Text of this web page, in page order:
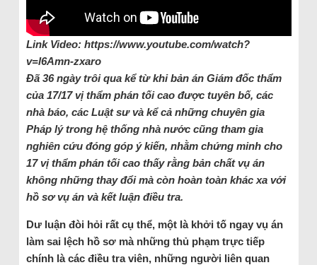
Link Video: https://www.youtube.com/watch?
v=l6Amn-zxaro
Đã 36 ngày trôi qua kể từ khi bản án Giám đốc thẩm
của 17/17 vị thẩm phán tối cao được tuyên bố, các
nhà báo, các Luật sư và kể cả những chuyên gia
Pháp lý trong hệ thống nhà nước cũng tham gia
nghiên cứu đóng góp ý kiến, nhằm chứng minh cho
17 vị thẩm phán tối cao thấy rằng bản chất vụ án
không những thay đổi mà còn hoàn toàn khác xa với
hồ sơ vụ án và kết luận điều tra.
Dư luận đòi hỏi rất cụ thể, một là khởi tố ngay vụ án
làm sai lệch hồ sơ mà những thủ phạm trực tiếp
chính là các điều tra viên, những người liên quan